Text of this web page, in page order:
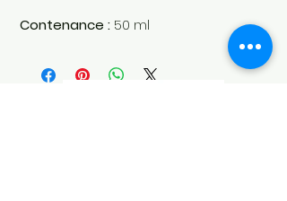
Contenance : 50 ml